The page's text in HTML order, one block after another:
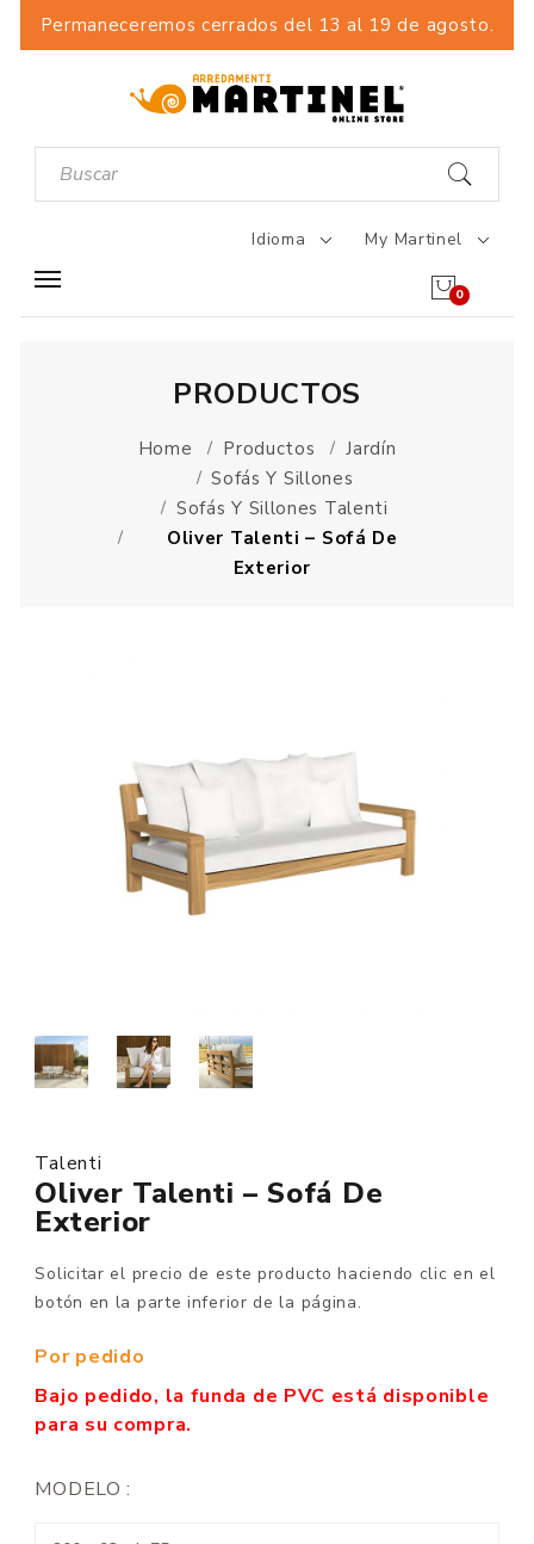
Permaneceremos cerrados del 13 al 19 de agosto.
Idioma My Martinel
0
PRODUCTOS
Home Productos
Jardín
Sofás Y Sillones
Sofás Y Sillones Talenti
Oliver Talenti – Sofá De
Exterior
Talenti
Oliver Talenti – Sofá De
Exterior
Solicitar el precio de este producto haciendo clic en el
botón en la parte inferior de la página.
Por pedido
Bajo pedido, la funda de PVC está disponible
para su compra.
MODELO :